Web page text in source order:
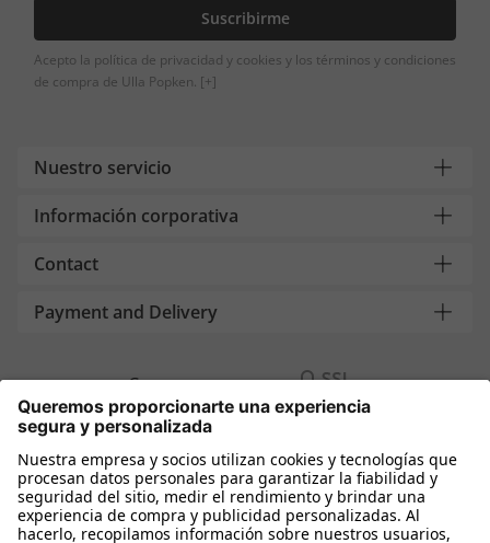
Suscribirme
Acepto la política de privacidad y cookies y los términos y condiciones
de compra de Ulla Popken. [+]
Nuestro servicio
Información corporativa
Contact
Payment and Delivery
Compra segura con
Más tiendas online
España